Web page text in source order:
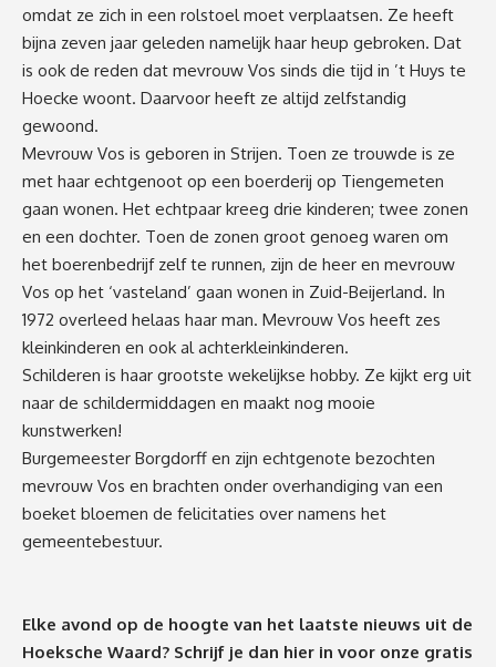
omdat ze zich in een rolstoel moet verplaatsen. Ze heeft
bijna zeven jaar geleden namelijk haar heup gebroken. Dat
is ook de reden dat mevrouw Vos sinds die tijd in ’t Huys te
Hoecke woont. Daarvoor heeft ze altijd zelfstandig
gewoond.
Mevrouw Vos is geboren in Strijen. Toen ze trouwde is ze
met haar echtgenoot op een boerderij op Tiengemeten
gaan wonen. Het echtpaar kreeg drie kinderen; twee zonen
en een dochter. Toen de zonen groot genoeg waren om
het boerenbedrijf zelf te runnen, zijn de heer en mevrouw
Vos op het ‘vasteland’ gaan wonen in Zuid-Beijerland. In
1972 overleed helaas haar man. Mevrouw Vos heeft zes
kleinkinderen en ook al achterkleinkinderen.
Schilderen is haar grootste wekelijkse hobby. Ze kijkt erg uit
naar de schildermiddagen en maakt nog mooie
kunstwerken!
Burgemeester Borgdorff en zijn echtgenote bezochten
mevrouw Vos en brachten onder overhandiging van een
boeket bloemen de felicitaties over namens het
gemeentebestuur.
Elke avond op de hoogte van het laatste nieuws uit de
Hoeksche Waard? Schrijf je dan hier in voor onze gratis